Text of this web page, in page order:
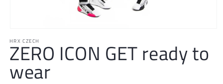
multimédia
1
modálním
HRX CZECH
ZERO ICON GET ready to
wear